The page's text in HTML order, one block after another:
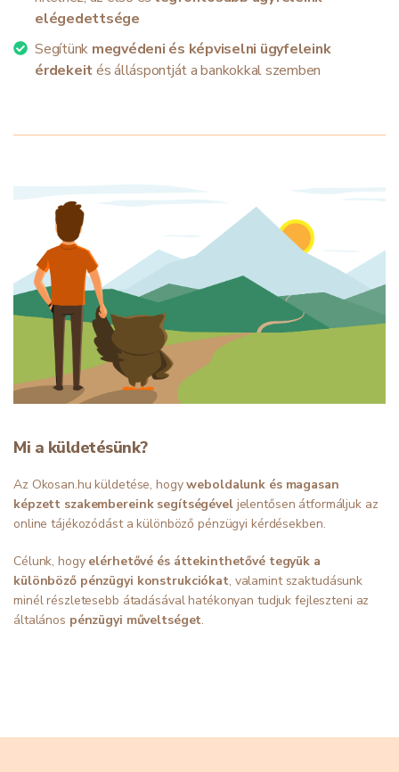
elégedettsége
Segítünk megvédeni és képviselni ügyfeleink
érdekeités álláspontját a bankokkal szemben
Mi a küldetésünk?
Az Okosan.hu küldetése, hogyweboldalunk és magasan
képzett szakembereink segítségéveljelentősen átformáljuk az
online tájékozódást a különböző pénzügyi kérdésekben.
Célunk, hogy elérhetővé és áttekinthetővé tegyük a
különböző pénzügyi konstrukciókat, valamint szaktudásunk
minél részletesebb átadásával hatékonyan tudjuk fejleszteni az
általános pénzügyi műveltséget.